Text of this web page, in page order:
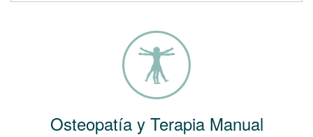
Osteopatía y Terapia Manual